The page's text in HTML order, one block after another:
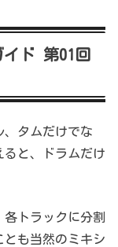
ド 第01回
、タムだけでな
ると、ドラムだけ
各トラックに分割
とも当然のミキシ